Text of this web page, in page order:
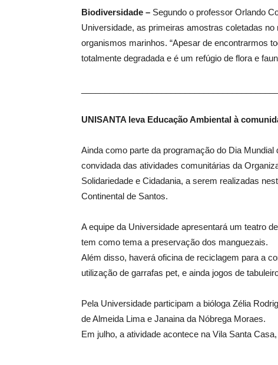
Biodiversidade – Segundo o professor Orlando
Universidade, as primeiras amostras coletadas
organismos marinhos. “Apesar de encontrarmos
totalmente degradada e é um refúgio de flora e
UNISANTA leva Educação Ambiental à
Ainda como parte da programação do Dia
convidada das atividades comunitárias da
Solidariedade e Cidadania, a serem realizadas
Continental de Santos.
A equipe da Universidade apresentará um teatro
tem como tema a preservação dos manguezais.
Além disso, haverá oficina de reciclagem para a
utilização de garrafas pet, e ainda jogos de
Pela Universidade participam a bióloga Zélia
de Almeida Lima e Janaina da Nóbrega Moraes.
Em julho, a atividade acontece na Vila Santa